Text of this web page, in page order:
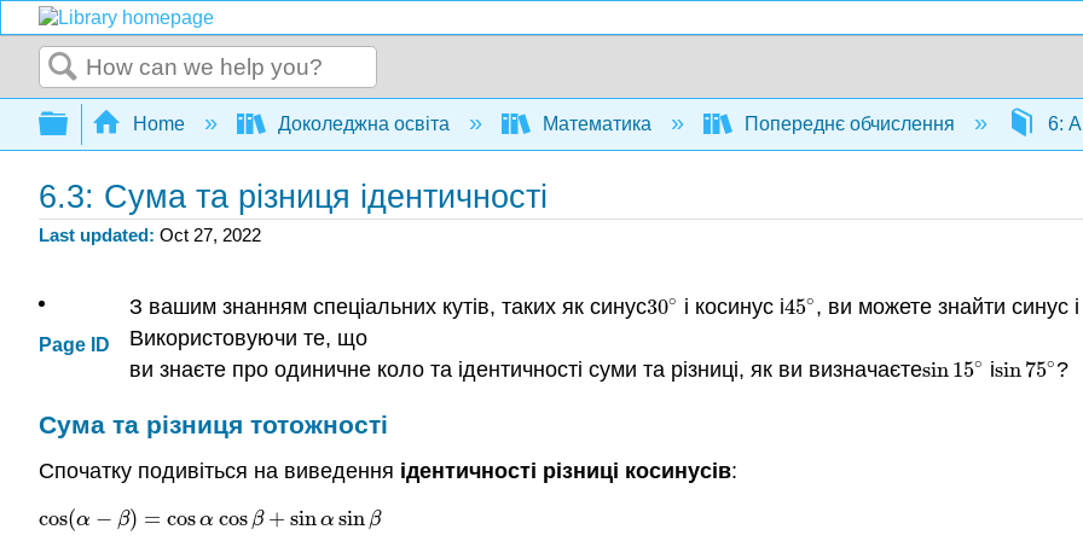
Search
Expand/collapse global hierarchy
Home Доколеджна освіта Математика Попереднє обчислення 6:
6.3: Сума та різниця ідентичності
Last updated Oct 27, 2022
Page ID
З вашим знанням спеціальних кутів, таких як синус30∘
30∘ і косинус і45∘
45∘, ви можете знайти синус
Використовуючи те, що
ви знаєте про одиничне коло та ідентичності суми та різниці, як ви визначаєтеsin15∘
sin 15∘ іsin75∘
sin 75∘?
Сума та різниця тотожності
Спочатку подивіться на виведення ідентичності різниці косинусів:
cos(α − β) = cos α cos β + sinα sin β
cos(α −β )= cosαcos β+sinαsinβ